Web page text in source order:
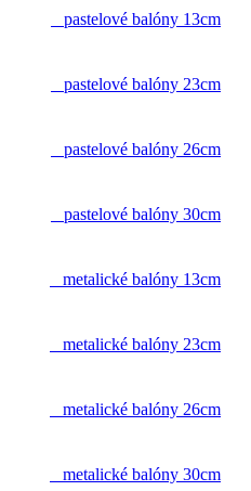
pastelové balóny 13cm
pastelové balóny 23cm
pastelové balóny 26cm
pastelové balóny 30cm
metalické balóny 13cm
metalické balóny 23cm
metalické balóny 26cm
metalické balóny 30cm